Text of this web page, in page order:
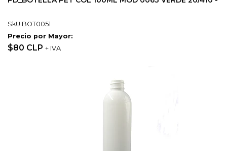
SkU:BOT0051
Precio por Mayor:
$80 CLP + IVA